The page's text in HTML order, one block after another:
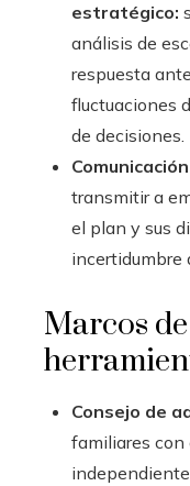
estratégico:
análisis de
respuesta
fluctuaciones
de decisiones.
transmitir a
el plan y sus
incertidumbre
Marcos
Consejo de
familiares con